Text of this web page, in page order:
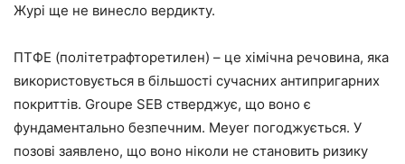
Журі ще не винесло вердикту.
ПТФЕ (політетрафторетилен) – це хімічна речовина, яка
використовується в більшості сучасних антипригарних
покриттів. Groupe SEB стверджує, що воно є
фундаментально безпечним. Meyer погоджується. У
позові заявлено, що воно ніколи не становить ризику